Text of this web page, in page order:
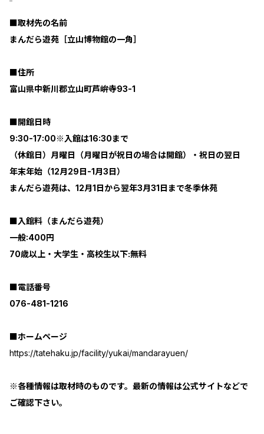
■取材先の名前
まんだら遊苑［立山博物館の一角］
■住所
富山県中新川郡立山町芦峅寺93-1
■開館日時
9:30-17:00※入館は16:30まで
（休館日）月曜日（月曜日が祝日の場合は開館）・祝日の翌日
年末年始（12月29日-1月3日）
まんだら遊苑は、12月1日から翌年3月31日まで冬季休苑
■入館料（まんだら遊苑）
一般:400円
70歳以上・大学生・高校生以下:無料
■電話番号
076-481-1216
■ホームページ
https://tatehaku.jp/facility/yukai/mandarayuen/
※各種情報は取材時のものです。最新の情報は公式サイトなどで
ご確認下さい。